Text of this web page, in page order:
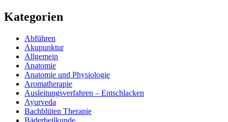
Kategorien
Abführen
Akupunktur
Allgemein
Anatomie
Anatomie und Physiologie
Aromatherapie
Ausleitungsverfahren – Entschlacken
Ayurveda
Bachblüten Therapie
Bäderheilkunde